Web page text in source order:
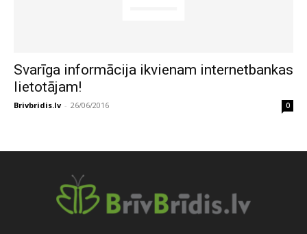
Svarīga informācija ikvienam internetbankas
lietotājam!
Brivbridis.lv - 26/06/2016 0